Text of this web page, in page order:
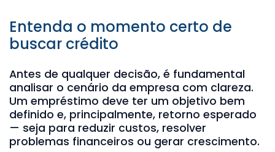
Entenda o momento certo de
buscar crédito
Antes de qualquer decisão, é fundamental
analisar o cenário da empresa com clareza.
Um empréstimo deve ter um objetivo bem
definido e, principalmente, retorno esperado
— seja para reduzir custos, resolver
problemas financeiros ou gerar crescimento.